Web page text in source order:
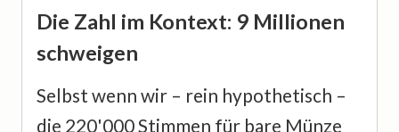
Die Zahl im Kontext: 9 Millionen
schweigen
Selbst wenn wir – rein hypothetisch –
die 220'000 Stimmen für bare Münze